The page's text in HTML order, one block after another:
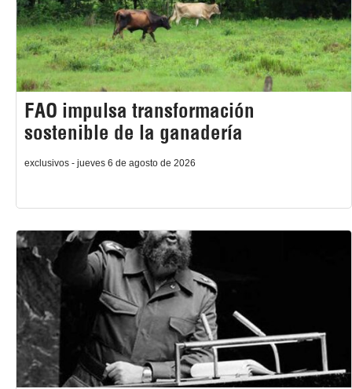
FAO impulsa transformación
sostenible de la ganadería
exclusivos - jueves 6 de agosto de 2026